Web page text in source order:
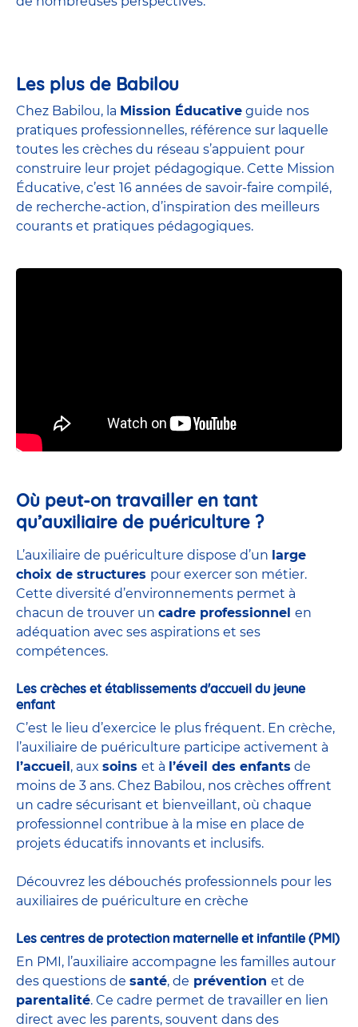
Les plus de Babilou
Chez Babilou, la Mission Éducative guide nos
pratiques professionnelles, référence sur laquelle
toutes les crèches du réseau s’appuient pour
construire leur projet pédagogique. Cette Mission
Éducative, c’est 16 années de savoir-faire compilé,
de recherche-action, d’inspiration des meilleurs
courants et pratiques pédagogiques.
Où peut-on travailler en tant
qu’auxiliaire de puériculture ?
L’auxiliaire de puériculture dispose d’un large
choix de structures pour exercer son métier.
Cette diversité d’environnements permet à
chacun de trouver un cadre professionnel en
adéquation avec ses aspirations et ses
compétences.
Les crèches et établissements d'accueil du jeune
enfant
C’est le lieu d’exercice le plus fréquent. En crèche,
l’auxiliaire de puériculture participe activement à
l’accueil , aux soins et à l’éveil des enfants de
moins de 3 ans. Chez Babilou, nos crèches offrent
un cadre sécurisant et bienveillant, où chaque
professionnel contribue à la mise en place de
projets éducatifs innovants et inclusifs.
Découvrez les débouchés professionnels pour les
auxiliaires de puériculture en crèche
Les centres de protection maternelle et infantile (PMI)
En PMI, l’auxiliaire accompagne les familles autour
des questions de santé, de prévention et de
parentalité. Ce cadre permet de travailler en lien
direct avec les parents, souvent dans des